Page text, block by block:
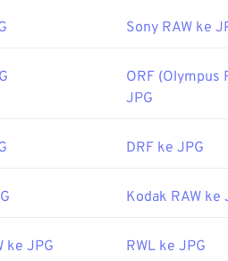
Sony RAW ke
ORF (Olympus
JPG
DRF ke JPG
Kodak RAW ke
ke JPG RWL ke JPG